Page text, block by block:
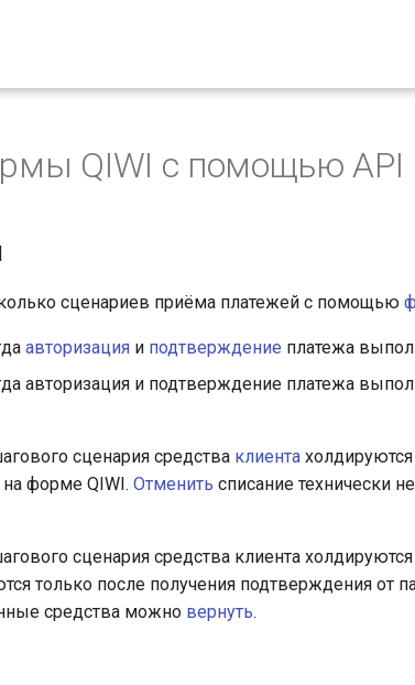
QIWI с помощью API
сценариев приёма платежей с помощью
авторизация и подтверждение платежа
авторизация и подтверждение платежа
сценария средства клиента
форме QIWI. Отменить списание технически
сценария средства клиента
только после получения подтверждения от
средства можно вернуть.